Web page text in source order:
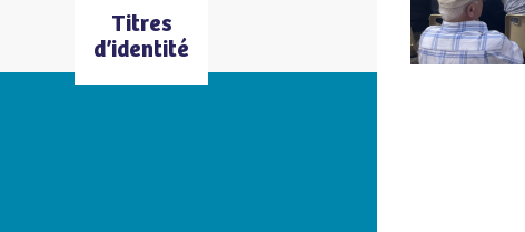
Titres
d’identité